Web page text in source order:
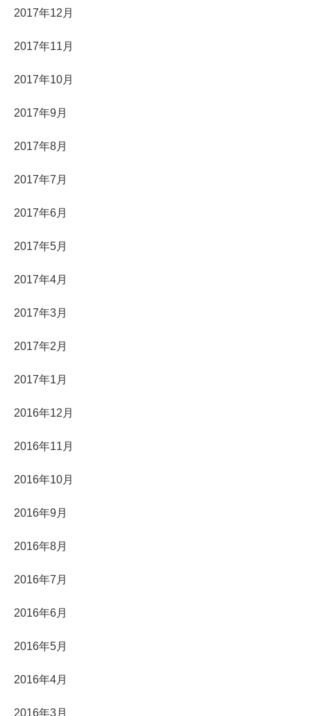
2017年12月
2017年11月
2017年10月
2017年9月
2017年8月
2017年7月
2017年6月
2017年5月
2017年4月
2017年3月
2017年2月
2017年1月
2016年12月
2016年11月
2016年10月
2016年9月
2016年8月
2016年7月
2016年6月
2016年5月
2016年4月
2016年3月